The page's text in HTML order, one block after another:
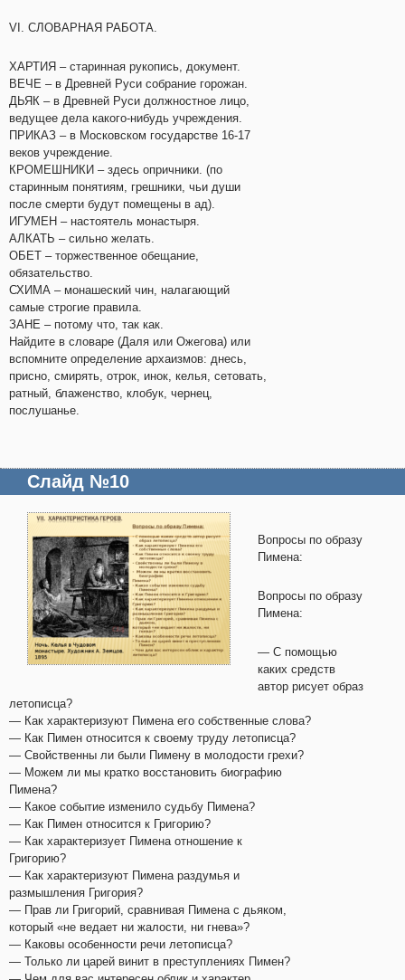
VI. СЛОВАРНАЯ РАБОТА.
ХАРТИЯ – старинная рукопись, документ.
ВЕЧЕ – в Древней Руси собрание горожан.
ДЬЯК – в Древней Руси должностное лицо,
ведущее дела какого-нибудь учреждения.
ПРИКАЗ – в Московском государстве 16-17
веков учреждение.
КРОМЕШНИКИ – здесь опричники. (по
старинным понятиям, грешники, чьи души
после смерти будут помещены в ад).
ИГУМЕН – настоятель монастыря.
АЛКАТЬ – сильно желать.
ОБЕТ – торжественное обещание,
обязательство.
СХИМА – монашеский чин, налагающий
самые строгие правила.
ЗАНЕ – потому что, так как.
Найдите в словаре (Даля или Ожегова) или
вспомните определение архаизмов: днесь,
присно, смирять, отрок, инок, келья, сетовать,
ратный, блаженство, клобук, чернец,
послушанье.
Слайд №10
Вопросы по образу
Пимена:
Вопросы по образу
Пимена:
— С помощью
каких средств
автор рисует образ
летописца?
— Как характеризуют Пимена его собственные слова?
— Как Пимен относится к своему труду летописца?
— Свойственны ли были Пимену в молодости грехи?
— Можем ли мы кратко восстановить биографию
Пимена?
— Какое событие изменило судьбу Пимена?
— Как Пимен относится к Григорию?
— Как характеризует Пимена отношение к
Григорию?
— Как характеризуют Пимена раздумья и
размышления Григория?
— Прав ли Григорий, сравнивая Пимена с дьяком,
который «не ведает ни жалости, ни гнева»?
— Каковы особенности речи летописца?
— Только ли царей винит в преступлениях Пимен?